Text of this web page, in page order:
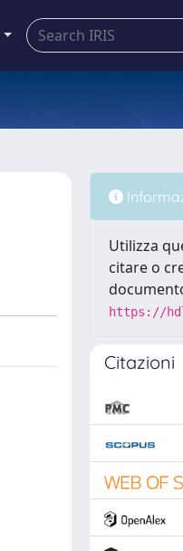
Utilizza
citare o
https://
Citazioni